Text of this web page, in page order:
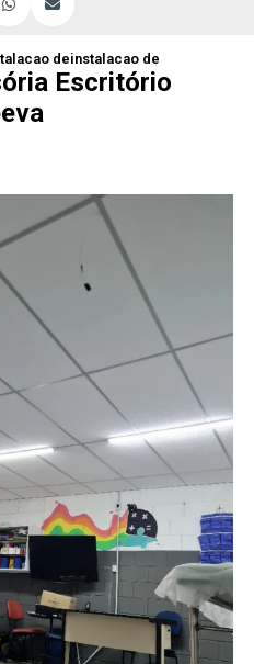
eucatex
de divisoria eucatex maua
instalacao de divisoria
Escritório